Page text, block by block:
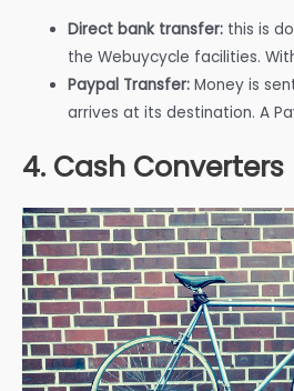
Direct bank transfer: this is
the Webuycycle facilities.
Paypal Transfer: Money is
arrives at its destination. A
4. Cash Converters